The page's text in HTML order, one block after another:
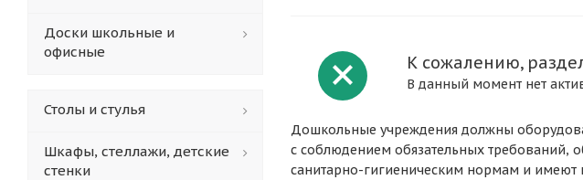
К сожалению,
В данный момент нет
Дошкольные учреждения должны
с соблюдением обязательных требований,
санитарно-гигиеническим нормам и имеют
Доски школьные и
офисные
Столы и стулья
Шкафы, стеллажи, детские
стенки